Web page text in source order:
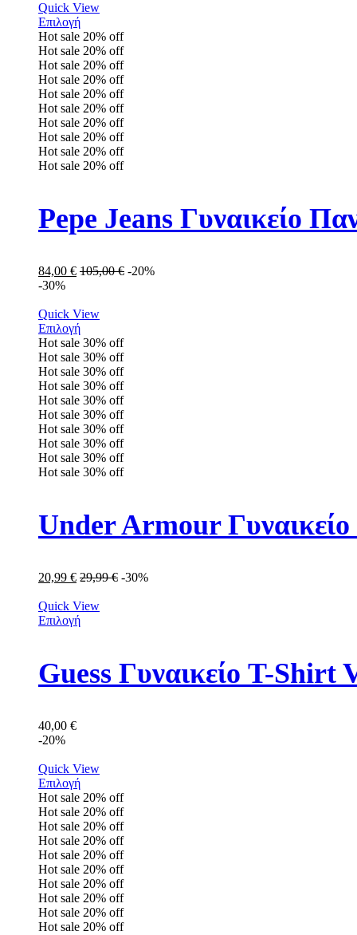
Quick View
Επιλογή
Hot sale 20% off
Hot sale 20% off
Hot sale 20% off
Hot sale 20% off
Hot sale 20% off
Hot sale 20% off
Hot sale 20% off
Hot sale 20% off
Hot sale 20% off
Hot sale 20% off
Pepe Jeans Γυναικείο
84,00 € 105,00€ -20%
-30%
Quick View
Επιλογή
Hot sale 30% off
Hot sale 30% off
Hot sale 30% off
Hot sale 30% off
Hot sale 30% off
Hot sale 30% off
Hot sale 30% off
Hot sale 30% off
Hot sale 30% off
Hot sale 30% off
Under Armour
20,99 € 29,99€ -30%
Quick View
Επιλογή
Guess Γυναικείο T-
40,00 €
-20%
Quick View
Επιλογή
Hot sale 20% off
Hot sale 20% off
Hot sale 20% off
Hot sale 20% off
Hot sale 20% off
Hot sale 20% off
Hot sale 20% off
Hot sale 20% off
Hot sale 20% off
Hot sale 20% off